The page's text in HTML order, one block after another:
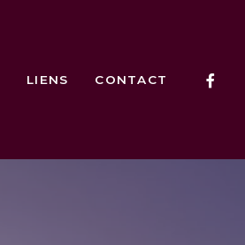
LIENS CONTACT